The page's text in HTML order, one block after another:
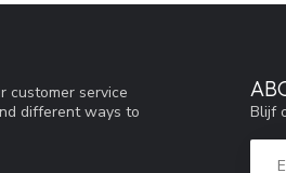
customer service
different ways to
Blijf